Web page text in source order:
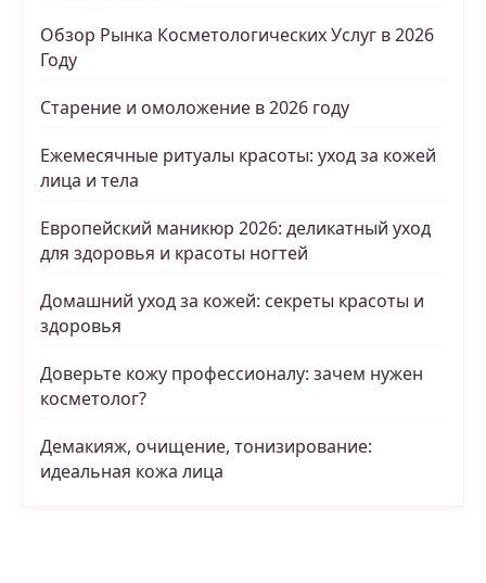
Обзор Рынка Косметологических Услуг в 2026
Году
Старение и омоложение в 2026 году
Ежемесячные ритуалы красоты: уход за кожей
лица и тела
Европейский маникюр 2026: деликатный уход
для здоровья и красоты ногтей
Домашний уход за кожей: секреты красоты и
здоровья
Доверьте кожу профессионалу: зачем нужен
косметолог?
Демакияж, очищение, тонизирование:
идеальная кожа лица